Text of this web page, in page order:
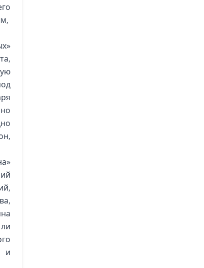
и